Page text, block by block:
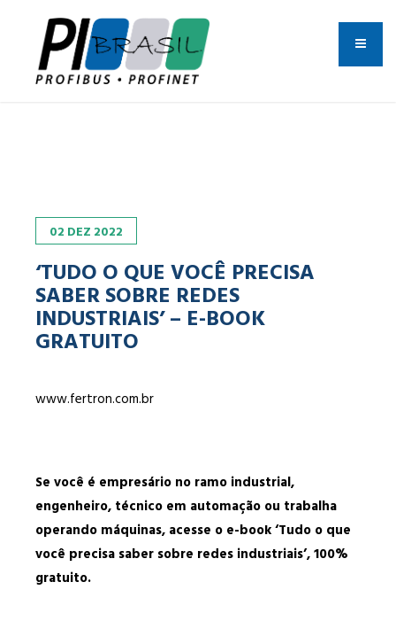
02 DEZ 2022
‘TUDO O QUE VOCÊ PRECISA
SABER SOBRE REDES
INDUSTRIAIS’ – E-BOOK
GRATUITO
www.fertron.com.br
Se você é empresário no ramo industrial,
engenheiro, técnico em automação ou trabalha
operando máquinas, acesse o e-book ‘Tudo o que
você precisa saber sobre redes industriais’, 100%
gratuito.